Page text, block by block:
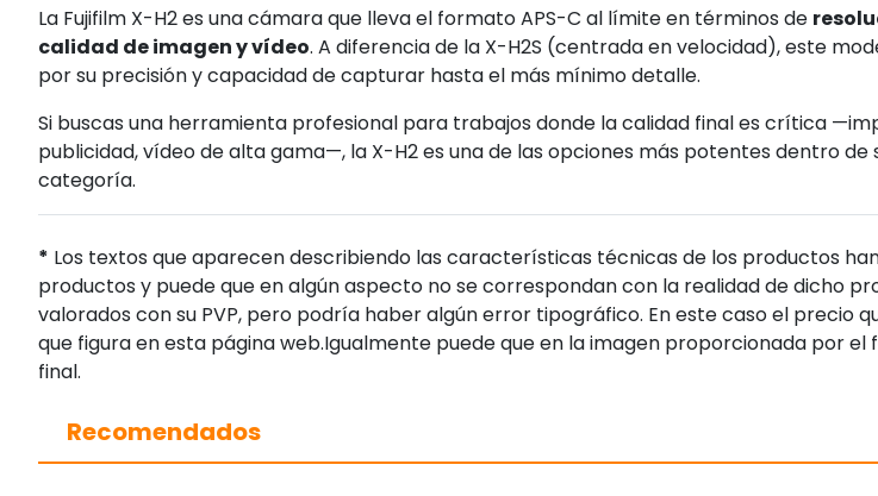
La Fujifilm X-H2 es una cámara que lleva el formato APS-C al límite en términos de
calidad de imagen y vídeo. A diferencia de la X-H2S (centrada en velocidad), este
por su precisión y capacidad de capturar hasta el más mínimo detalle.
Si buscas una herramienta profesional para trabajos donde la calidad final es crítica
publicidad, vídeo de alta gama—, la X-H2 es una de las opciones más potentes dentro de
categoría.
* Los textos que aparecen describiendo las características técnicas de los productos
productos y puede que en algún aspecto no se correspondan con la realidad de dicho
valorados con su PVP, pero podría haber algún error tipográfico. En este caso el
que figura en esta página web.Igualmente puede que en la imagen proporcionada por
final.
Recomendados